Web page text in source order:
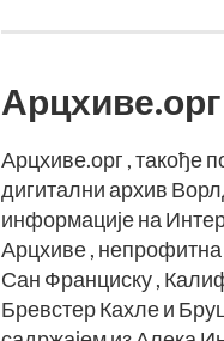
Арцхиве.орг , такође
дигитални архив
информације на
Арцхиве , непрофитна
Сан Франциску ,
Бревстер Кахле и